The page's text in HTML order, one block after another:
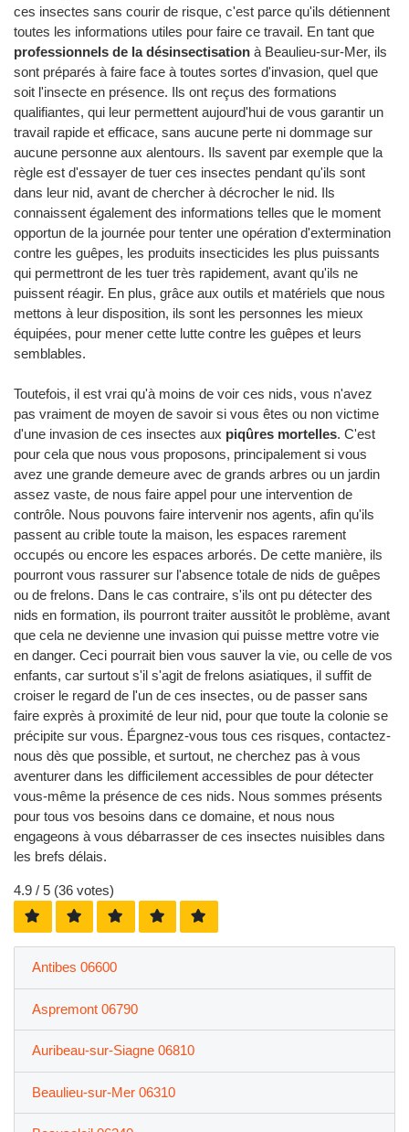
ces insectes sans courir de risque, c'est parce qu'ils détiennent
toutes les informations utiles pour faire ce travail. En tant que
professionnels de la désinsectisation à Beaulieu-sur-Mer, ils
sont préparés à faire face à toutes sortes d'invasion, quel que
soit l'insecte en présence. Ils ont reçus des formations
qualifiantes, qui leur permettent aujourd'hui de vous garantir un
travail rapide et efficace, sans aucune perte ni dommage sur
aucune personne aux alentours. Ils savent par exemple que la
règle est d'essayer de tuer ces insectes pendant qu'ils sont
dans leur nid, avant de chercher à décrocher le nid. Ils
connaissent également des informations telles que le moment
opportun de la journée pour tenter une opération d'extermination
contre les guêpes, les produits insecticides les plus puissants
qui permettront de les tuer très rapidement, avant qu'ils ne
puissent réagir. En plus, grâce aux outils et matériels que nous
mettons à leur disposition, ils sont les personnes les mieux
équipées, pour mener cette lutte contre les guêpes et leurs
semblables.
Toutefois, il est vrai qu'à moins de voir ces nids, vous n'avez
pas vraiment de moyen de savoir si vous êtes ou non victime
d'une invasion de ces insectes aux piqûres mortelles. C'est
pour cela que nous vous proposons, principalement si vous
avez une grande demeure avec de grands arbres ou un jardin
assez vaste, de nous faire appel pour une intervention de
contrôle. Nous pouvons faire intervenir nos agents, afin qu'ils
passent au crible toute la maison, les espaces rarement
occupés ou encore les espaces arborés. De cette manière, ils
pourront vous rassurer sur l'absence totale de nids de guêpes
ou de frelons. Dans le cas contraire, s'ils ont pu détecter des
nids en formation, ils pourront traiter aussitôt le problème, avant
que cela ne devienne une invasion qui puisse mettre votre vie
en danger. Ceci pourrait bien vous sauver la vie, ou celle de vos
enfants, car surtout s'il s'agit de frelons asiatiques, il suffit de
croiser le regard de l'un de ces insectes, ou de passer sans
faire exprès à proximité de leur nid, pour que toute la colonie se
précipite sur vous. Épargnez-vous tous ces risques, contactez-
nous dès que possible, et surtout, ne cherchez pas à vous
aventurer dans les difficilement accessibles de pour détecter
vous-même la présence de ces nids. Nous sommes présents
pour tous vos besoins dans ce domaine, et nous nous
engageons à vous débarrasser de ces insectes nuisibles dans
les brefs délais.
4.9 / 5 (36 votes)
Antibes 06600
Aspremont 06790
Auribeau-sur-Siagne 06810
Beaulieu-sur-Mer 06310